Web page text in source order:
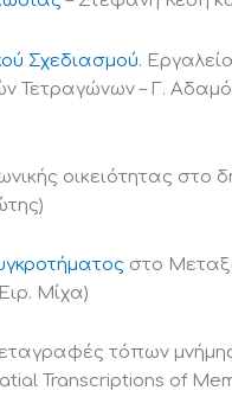
Σχεδιασμού.
Τετραγώνων – Γ.
οικειότητας
στο
Μίχα)
τόπων
Transcriptions of